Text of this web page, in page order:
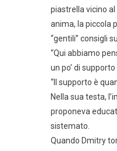
piastrella vicino
anima, la piccola
“gentili” consigli
“Qui abbiamo
un po’ di
“Il supporto è
Nella sua testa,
proponeva
sistemato.
Quando Dmitry